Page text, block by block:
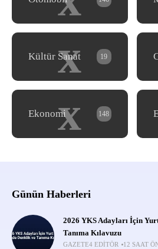
x
Kültür Sanat 19
x
Ekonomi 148
Günün Haberleri
2026 YKS Adayları İçin
Tanıma Kılavuzu
GAZETE4 EDITÖR 12